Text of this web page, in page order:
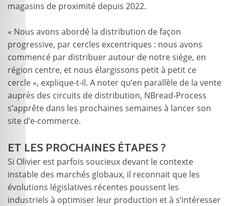
magasins de proximité depuis 2022.
« Nous avons abordé la distribution de façon
progressive, par cercles excentriques : nous avons
commencé par distribuer autour de notre siège, en
région centre, et nous élargissons petit à petit ce
cercle », explique-t-il. A noter qu’en parallèle de la vente
auprès des circuits de distribution, NBread-Process
s’apprête dans les prochaines semaines à lancer son
site d’e-commerce.
ET LES PROCHAINES ÉTAPES ?
Si Olivier est parfois soucieux devant le contexte
instable des marchés globaux, il reconnait que les
évolutions législatives récentes poussent les
industriels à optimiser leur production et à s’intéresser